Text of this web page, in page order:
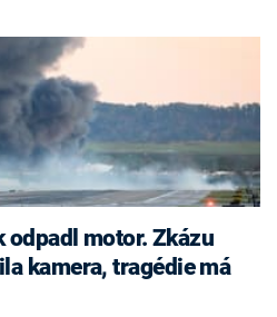
kamera, tragédie má